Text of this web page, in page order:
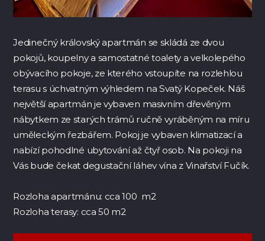
Jedinečný královský apartmán se skládá ze dvou
pokojů, koupelny a samostatné toalety a velkolepého
obývacího pokoje, ze kterého vstoupíte na rozlehlou
terasu s úchvatným výhledem na Svatý Kopeček. Náš
největší apartmán je vybaven masivním dřevěným
nábytkem ze starých trámů ručně vyráběným na míru
uměleckým řezbářem. Pokoj je vybaven klimatizací a
nabízí pohodlné ubytování až čtyř osob. Na pokoji na
Vás bude čekat degustační láhev vína z Vinařství Fučík.
Rozloha apartmánu: cca 100 m2
Rozloha terasy: cca 50 m2